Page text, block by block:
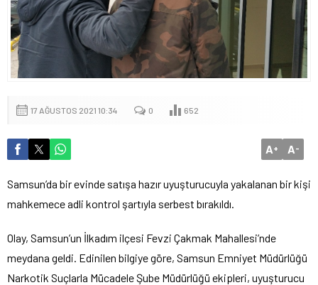
17 AĞUSTOS 2021 10:34 0 652
A+ A-
Samsun’da bir evinde satışa hazır uyuşturucuyla yakalanan bir kişi
mahkemece adli kontrol şartıyla serbest bırakıldı.
Olay, Samsun’un İlkadım ilçesi Fevzi Çakmak Mahallesi’nde
meydana geldi. Edinilen bilgiye göre, Samsun Emniyet Müdürlüğü
Narkotik Suçlarla Mücadele Şube Müdürlüğü ekipleri, uyuşturucu